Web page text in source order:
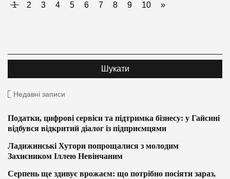
1 2 3 4 5 6 7 8 9 10 »
Недавні записи
Податки, цифрові сервіси та підтримка бізнесу: у Гайсині
відбувся відкритий діалог із підприємцями
Ладижинські Хутори попрощалися з молодим
Захисником Іллею Невінчаним
Серпень ще здивує врожаєм: що потрібно посіяти зараз,